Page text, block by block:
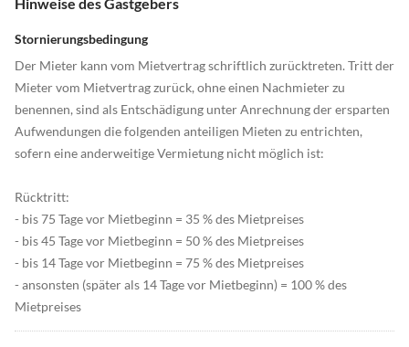
Hinweise des Gastgebers
Stornierungsbedingung
Der Mieter kann vom Mietvertrag schriftlich zurücktreten. Tritt der
Mieter vom Mietvertrag zurück, ohne einen Nachmieter zu
benennen, sind als Entschädigung unter Anrechnung der ersparten
Aufwendungen die folgenden anteiligen Mieten zu entrichten,
sofern eine anderweitige Vermietung nicht möglich ist:
Rücktritt:
- bis 75 Tage vor Mietbeginn = 35 % des Mietpreises
- bis 45 Tage vor Mietbeginn = 50 % des Mietpreises
- bis 14 Tage vor Mietbeginn = 75 % des Mietpreises
- ansonsten (später als 14 Tage vor Mietbeginn) = 100 % des
Mietpreises